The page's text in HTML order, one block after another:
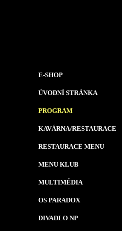
E-SHOP
ÚVODNÍ STRÁNKA
PROGRAM
KAVÁRNA/RESTAURACE
RESTAURACE MENU
MENU KLUB
MULTIMÉDIA
OS PARADOX
DIVADLO NP